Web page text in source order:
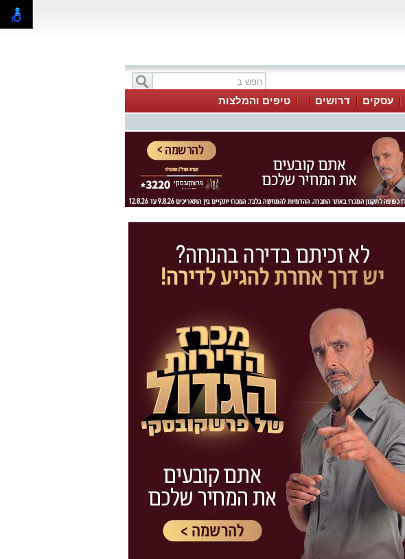
עסקים דרושים טיפים והמלצות